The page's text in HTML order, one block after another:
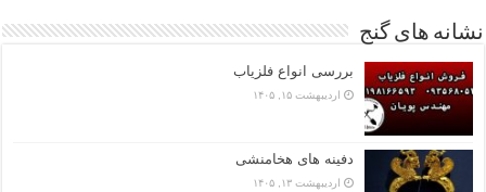
نشانه های گنج
بررسی انواع فلزیاب
اردیبهشت ۱۵, ۱۴۰۵
دفینه های هخامنشی
اردیبهشت ۱۳, ۱۴۰۵